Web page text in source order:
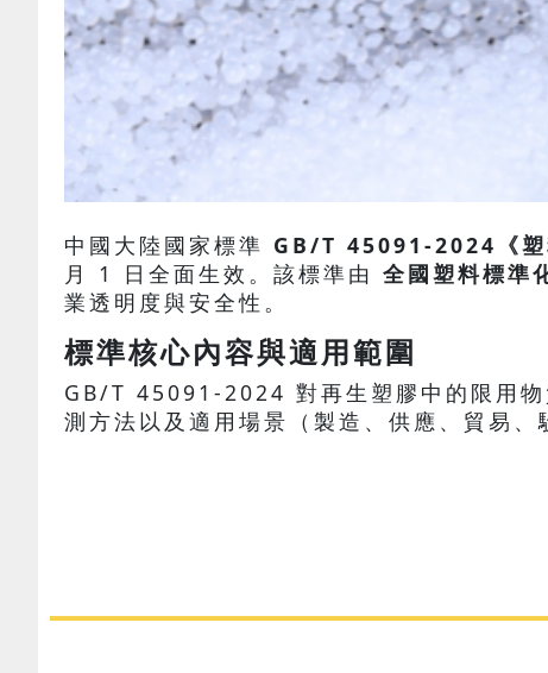
中國大陸國家標準 GB/T 45091-2024《塑
月 1 日全面生效。該標準由 全國塑料標準
業透明度與安全性。
標準核心內容與適用範圍
GB/T 45091-2024 對再生塑膠中的限用物
測方法以及適用場景（製造、供應、貿易